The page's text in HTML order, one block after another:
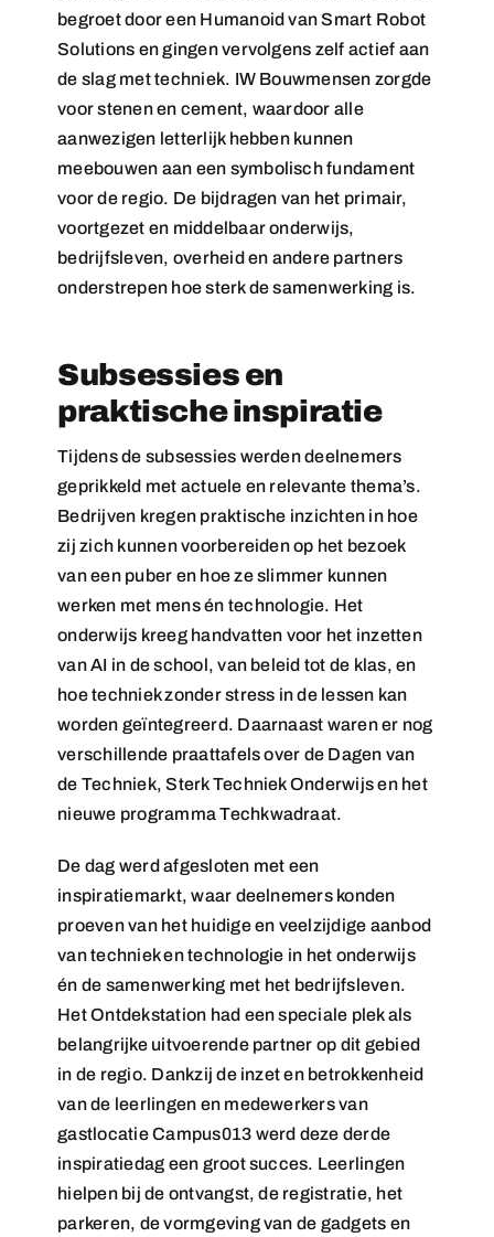
begroet door een Humanoid van Smart Robot
Solutions en gingen vervolgens zelf actief aan
de slag met techniek. IW Bouwmensen zorgde
voor stenen en cement, waardoor alle
aanwezigen letterlijk hebben kunnen
meebouwen aan een symbolisch fundament
voor de regio. De bijdragen van het primair,
voortgezet en middelbaar onderwijs,
bedrijfsleven, overheid en andere partners
onderstrepen hoe sterk de samenwerking is.
Subsessies en
praktische inspiratie
Tijdens de subsessies werden deelnemers
geprikkeld met actuele en relevante thema’s.
Bedrijven kregen praktische inzichten in hoe
zij zich kunnen voorbereiden op het bezoek
van een puber en hoe ze slimmer kunnen
werken met mens én technologie. Het
onderwijs kreeg handvatten voor het inzetten
van AI in de school, van beleid tot de klas, en
hoe techniek zonder stress in de lessen kan
worden geïntegreerd. Daarnaast waren er nog
verschillende praattafels over de Dagen van
de Techniek, Sterk Techniek Onderwijs en het
nieuwe programma Techkwadraat.
De dag werd afgesloten met een
inspiratiemarkt, waar deelnemers konden
proeven van het huidige en veelzijdige aanbod
van techniek en technologie in het onderwijs
én de samenwerking met het bedrijfsleven.
Het Ontdekstation had een speciale plek als
belangrijke uitvoerende partner op dit gebied
in de regio. Dankzij de inzet en betrokkenheid
van de leerlingen en medewerkers van
gastlocatie Campus013 werd deze derde
inspiratiedag een groot succes. Leerlingen
hielpen bij de ontvangst, de registratie, het
parkeren, de vormgeving van de gadgets en